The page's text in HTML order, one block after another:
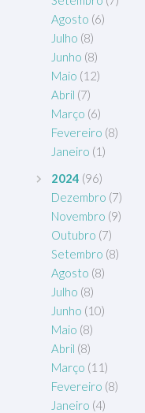
Agosto (6)
Julho (8)
Junho (8)
Maio (12)
Abril (7)
Março (6)
Fevereiro (8)
Janeiro (1)
2024 (96)
Dezembro (7)
Novembro (9)
Outubro (7)
Setembro (8)
Agosto (8)
Julho (8)
Junho (10)
Maio (8)
Abril (8)
Março (11)
Fevereiro (8)
Janeiro (4)